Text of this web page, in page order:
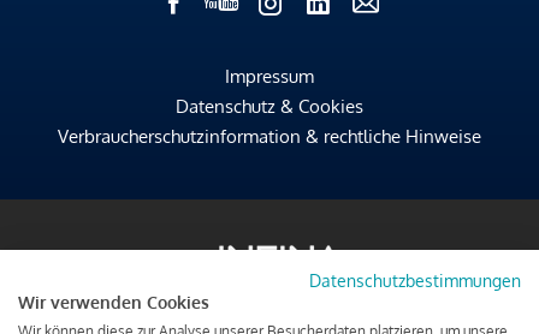
Impressum
Datenschutz & Cookies
Verbraucherschutzinformation & rechtliche Hinweise
Datenschutzbestimmungen
Wir verwenden Cookies